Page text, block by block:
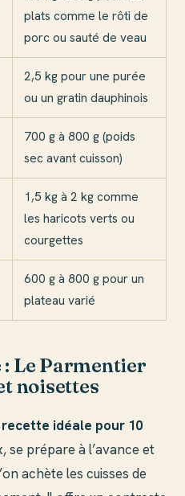
plats comme le rôti de
porc ou sauté de veau
2,5 kg pour une purée
ou un gratin dauphinois
700 g à 800 g (poids
sec avant cuisson)
1,5 kg à 2 kg comme
les haricots verts ou
courgettes
600 g à 800 g pour un
plateau varié
: Le Parmentier
noisettes
recette idéale pour 10
se prépare à l’avance et
achète les cuisses de